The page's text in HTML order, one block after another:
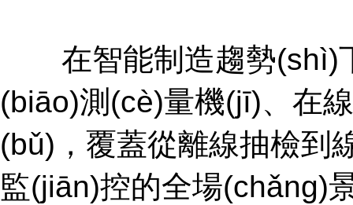
在智能制造趨勢(shì)
(biāo)測(cè)量機(jī)、
(bǔ)，覆蓋從離線抽檢
監(jiān)控的全場(chǎng)景